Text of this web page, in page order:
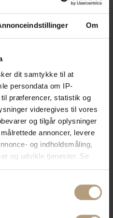
Om
dit samtykke til at
persondata om IP-
præferencer, statistik og
videregives til vores
og tilgår oplysninger
annoncer, levere
og indholdsmåling,
og udvikle tjenester. Se
fra vores
at trykke på "Privacy